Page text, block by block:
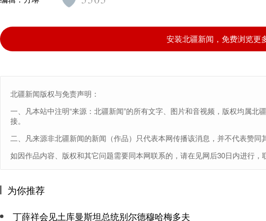
安装北疆新闻，免费浏览更
北疆新闻版权与免责声明：
一、凡本站中注明“来源：北疆新闻”的所有文字、图片和音视频，版权均属北
接。
二、凡来源非北疆新闻的新闻（作品）只代表本网传播该消息，并不代表赞同
如因作品内容、版权和其它问题需要同本网联系的，请在见网后30日内进行，
为你推荐
丁薛祥会见土库曼斯坦总统别尔德穆哈梅多夫